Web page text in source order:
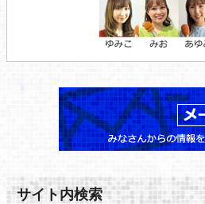
サイト内検索